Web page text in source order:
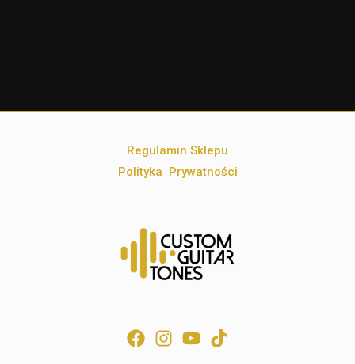
Regulamin Sklepu
Polityka Prywatności